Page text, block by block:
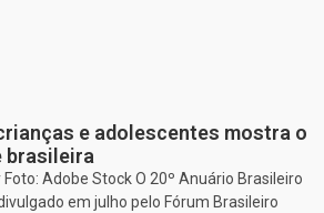
e adolescentes mostra o
brasileira
Adobe Stock O 20º Anuário Brasileiro
em julho pelo Fórum Brasileiro